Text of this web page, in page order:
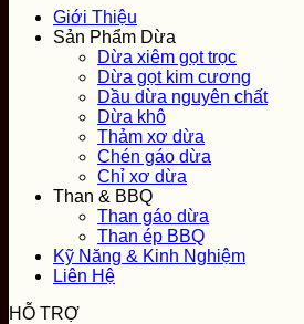
Giới Thiệu
Sản Phẩm Dừa
Dừa xiêm gọt trọc
Dừa gọt kim cương
Dầu dừa nguyên chất
Dừa khô
Thảm xơ dừa
Chén gáo dừa
Chỉ xơ dừa
Than & BBQ
Than gáo dừa
Than ép BBQ
Kỹ Năng & Kinh Nghiệm
Liên Hệ
HỖ TRỢ